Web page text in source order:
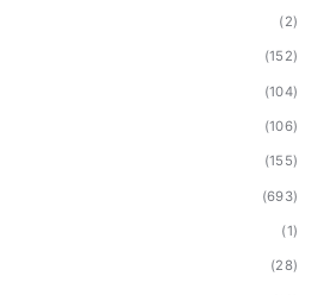
(2)
(152)
(104)
(106)
(155)
(693)
(1)
(28)